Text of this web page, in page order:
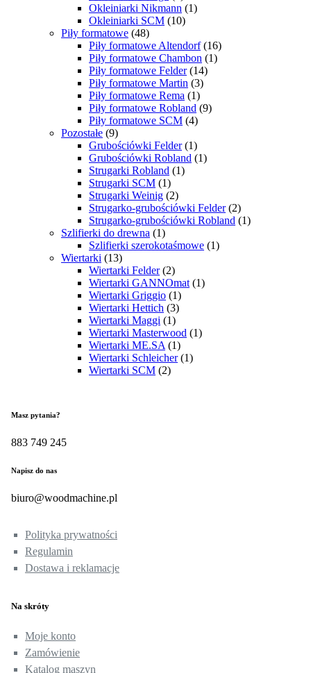
Okleiniarki Nikmann (1)
Okleiniarki SCM (10)
Piły formatowe (48)
Piły formatowe Altendorf (16)
Piły formatowe Chambon (1)
Piły formatowe Felder (14)
Piły formatowe Martin (3)
Piły formatowe Rema (1)
Piły formatowe Robland (9)
Piły formatowe SCM (4)
Pozostałe (9)
Grubościówki Felder (1)
Grubościówki Robland (1)
Strugarki Robland (1)
Strugarki SCM (1)
Strugarki Weinig (2)
Strugarko-grubościówki Felder (2)
Strugarko-grubościówki Robland (1)
Szlifierki do drewna (1)
Szlifierki szerokotaśmowe (1)
Wiertarki (13)
Wiertarki Felder (2)
Wiertarki GANNOmat (1)
Wiertarki Griggio (1)
Wiertarki Hettich (3)
Wiertarki Maggi (1)
Wiertarki Masterwood (1)
Wiertarki ME.SA (1)
Wiertarki Schleicher (1)
Wiertarki SCM (2)
Masz pytania?
883 749 245
Napisz do nas
biuro@woodmachine.pl
Polityka prywatności
Regulamin
Dostawa i reklamacje
Na skróty
Moje konto
Zamówienie
Katalog maszyn